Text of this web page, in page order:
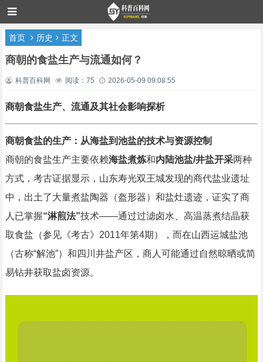
首页 历史 正文
商朝的食盐生产与流通如何？
科普百科网 阅读：75 2026-05-09 09:08:55
商朝食盐生产、流通及其社会影响探析
商朝食盐的生产：从海盐到池盐的技术与资源控制
商朝的食盐生产主要依赖海盐煮炼和内陆池盐/井盐开采两种
方式，考古证据显示，山东寿光双王城发现的商代盐业遗址
中，出土了大量煮盐陶器（盔形器）和盐灶遗迹，证实了商
人已掌握“淋煎法”技术——通过过滤卤水、高温蒸煮结晶获
取食盐（参见《考古》2011年第4期），而在山西运城盐池
（古称“解池”）和四川井盐产区，商人可能通过自然晾晒或简
易钻井获取盐卤资源。